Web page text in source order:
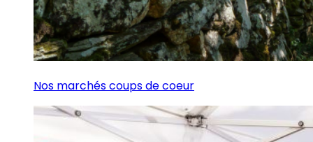
Nos marchés coups de coeur